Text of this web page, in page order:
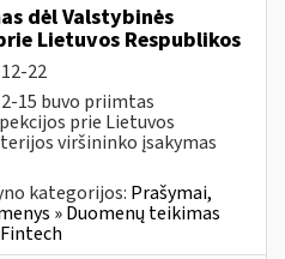
dėl Valstybinės
Lietuvos Respublikos
22
15 buvo priimtas
prie Lietuvos
viršininko įsakymas
kategorijos: Prašymai,
» Duomenų teikimas